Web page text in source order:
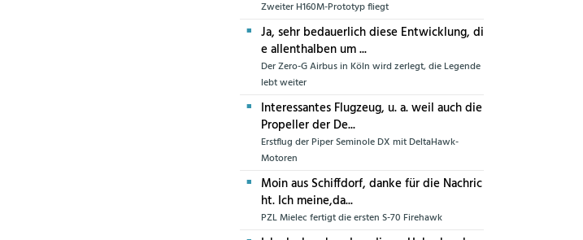
Zweiter H160M-Prototyp fliegt
Ja, sehr bedauerlich diese Entwicklung, di
e allenthalben um ...
Der Zero-G Airbus in Köln wird zerlegt, die Legende
lebt weiter
Interessantes Flugzeug, u. a. weil auch die
Propeller der De...
Erstflug der Piper Seminole DX mit DeltaHawk-
Motoren
Moin aus Schiffdorf, danke für die Nachric
ht. Ich meine,da...
PZL Mielec fertigt die ersten S-70 Firehawk